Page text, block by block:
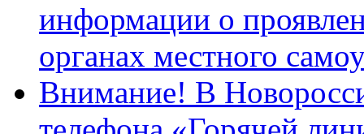
информации о
органах местного
Внимание! В